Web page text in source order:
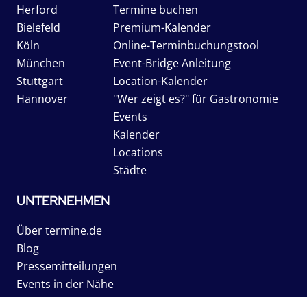
Herford
Bielefeld
Köln
München
Stuttgart
Hannover
Termine buchen
Premium-Kalender
Online-Terminbuchungstool
Event-Bridge Anleitung
Location-Kalender
"Wer zeigt es?" für Gastronomie
Events
Kalender
Locations
Städte
UNTERNEHMEN
Über termine.de
Blog
Pressemitteilungen
Events in der Nähe